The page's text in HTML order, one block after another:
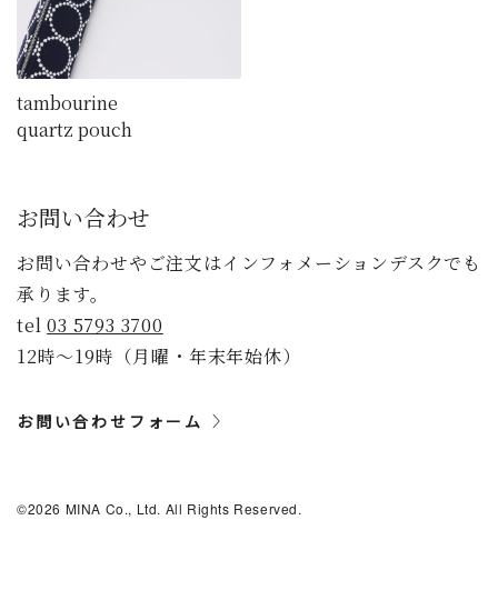
tambourine
quartz pouch
お問い合わせ
お問い合わせやご注文はインフォメーションデスクでも
承ります。
tel03 5793 3700
12時〜19時（月曜・年末年始休）
お問い合わせフォーム
©2026 MINA Co., Ltd. All Rights Reserved.